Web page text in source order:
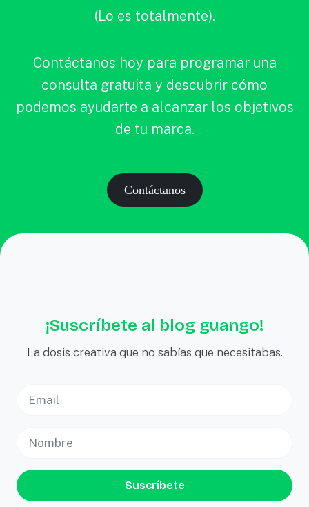
(Lo es totalmente).
Contáctanos hoy para programar una
consulta gratuita y descubrir cómo
podemos ayudarte a alcanzar los objetivos
de tu marca.
Contáctanos
¡Suscríbete al blog guango!
La dosis creativa que no sabías que necesitabas.
Suscríbete